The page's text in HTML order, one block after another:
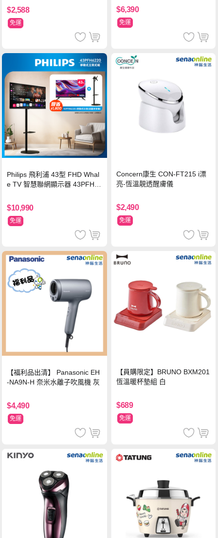
$2,588
免運
$6,390
免運
Philips 飛利浦 43型 FHD Whal
e TV 智慧聯網顯示器 43PFH6
$10,990
免運
Concern康生 CON-FT215 i漂
亮-恆溫靚透醒膚儀
$2,490
免運
【福利品出清】 Panasonic EH
-NA9N-H 奈米水離子吹風機 灰
$4,490
免運
【員購限定】BRUNO BXM201
恆溫暖杯墊組 白
$689
免運